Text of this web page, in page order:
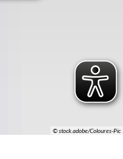
© stock.adobe/Coloures-Pic